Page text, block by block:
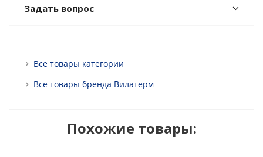
Задать вопрос
Все товары категории
Все товары бренда Вилатерм
Похожие товары: